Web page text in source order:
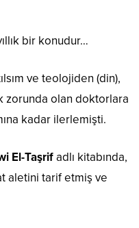
bir konudur…
ve teolojiden (din),
zorunda olan doktorlara
kadar ilerlemişti.
El-Taşrifadlı kitabında,
aletini tarif etmiş ve